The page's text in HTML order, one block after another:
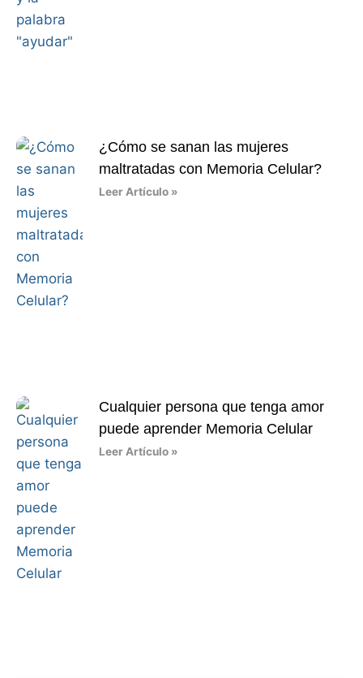
¿Cómo se sanan las mujeres
maltratadas con Memoria Celular?
Leer Artículo »
Cualquier persona que tenga amor
puede aprender Memoria Celular
Leer Artículo »